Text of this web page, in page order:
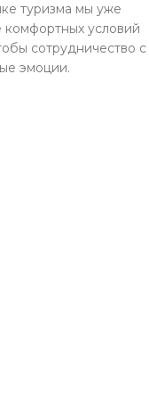
туризма мы уже
условий
сотрудничество с
эмоции.